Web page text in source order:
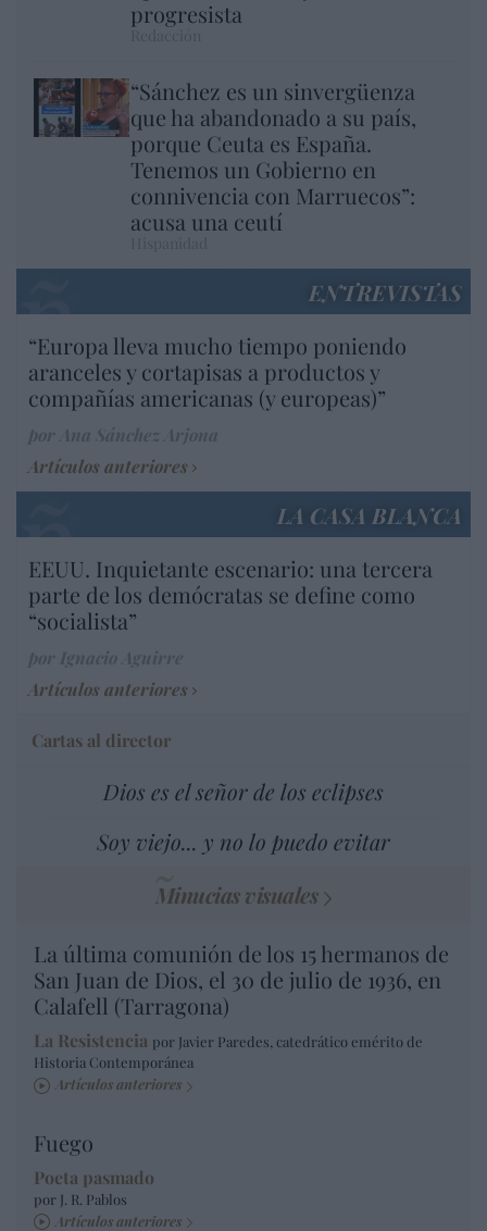
progresista
“Sánchez es un sinvergüenza
que ha abandonado a su país,
porque Ceuta es España.
Tenemos un Gobierno en
connivencia con Marruecos”:
acusa una ceutí
ENTREVISTAS
“Europa lleva mucho tiempo poniendo
aranceles y cortapisas a productos y
compañías americanas (y europeas)”
Artículos anteriores
LA CASA BLANCA
EEUU. Inquietante escenario: una tercera
parte de los demócratas se define como
“socialista”
Artículos anteriores
Cartas al director
Dios es el señor de los eclipses
Soy viejo... y no lo puedo evitar
Minucias visuales
La última comunión de los 15 hermanos de
San Juan de Dios, el 30 de julio de 1936, en
Calafell (Tarragona)
La Resistencia por Javier Paredes, catedrático emérito de
Historia Contemporánea
Artículos anteriores
Fuego
Poeta pasmado
por J. R. Pablos
Artículos anteriores